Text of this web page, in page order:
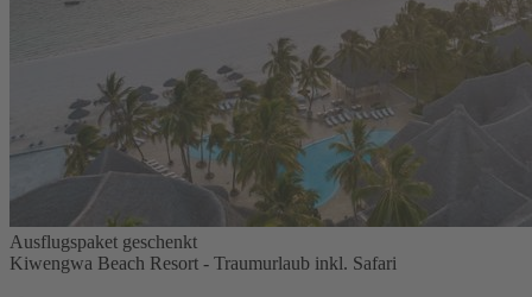
Ausflugspaket geschenkt
Kiwengwa Beach Resort - Traumurlaub inkl. Safari